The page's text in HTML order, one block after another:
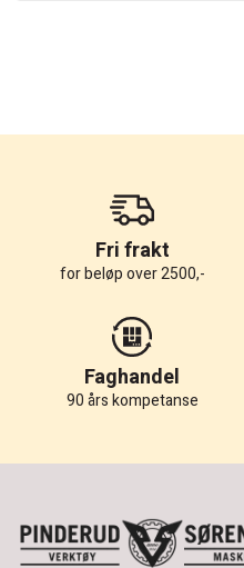
Fri frakt
for beløp over 2500,-
Faghandel
90 års kompetanse